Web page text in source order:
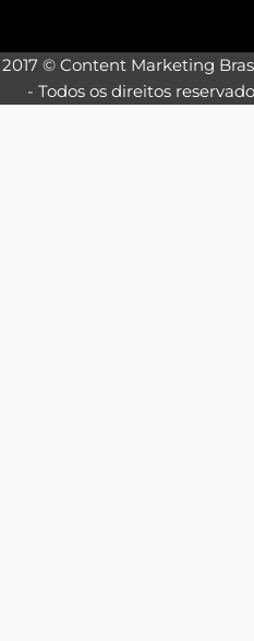
2017 © Content Marketing
- Todos os direitos